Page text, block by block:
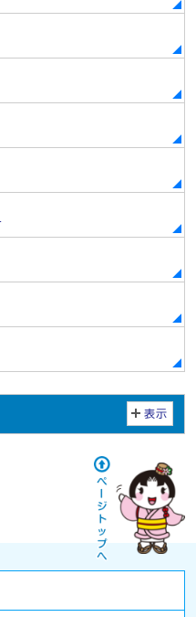
表示